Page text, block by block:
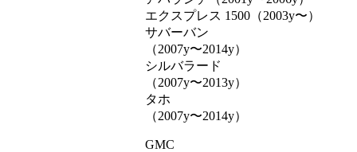
エクスプレス 1500（2003y〜）
サバーバン
（2007y〜2014y）
シルバラード
（2007y〜2013y）
タホ
（2007y〜2014y）
GMC